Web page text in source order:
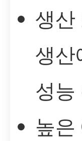
생산
생산
성능
높